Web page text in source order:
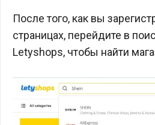
После того, как вы
страницах, перейдите в
Letyshops, чтобы найти